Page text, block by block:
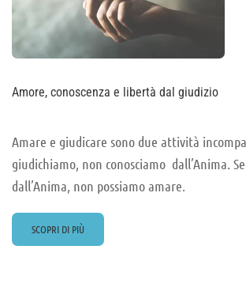
Amore, conoscenza e libertà dal giudizio
Amare e giudicare sono due attività
giudichiamo, non conosciamo dall’Anima.
dall’Anima, non possiamo amare.
READ
MORE
SCOPRI DI PIÙ